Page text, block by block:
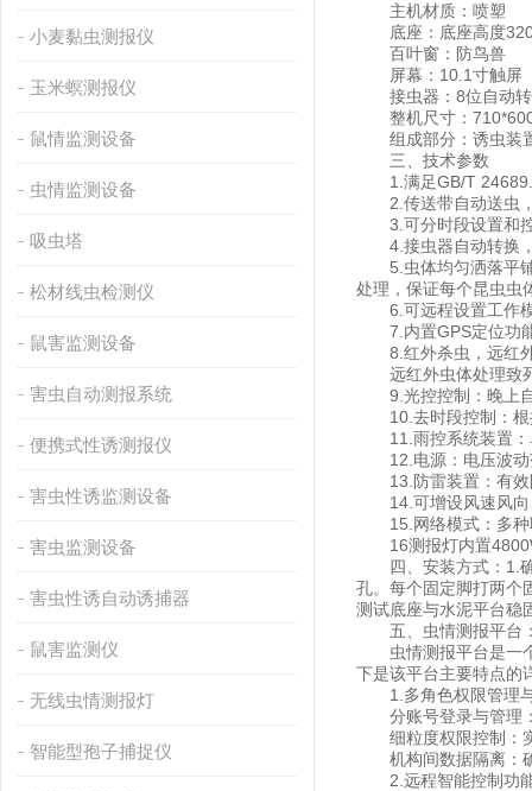
小麦黏虫测报仪
玉米螟测报仪
鼠情监测设备
虫情监测设备
吸虫塔
松材线虫检测仪
鼠害监测设备
害虫自动测报系统
便携式性诱测报仪
害虫性诱监测设备
害虫监测设备
害虫性诱自动诱捕器
鼠害监测仪
无线虫情测报灯
智能型孢子捕捉仪
主机材质：喷塑
底座：底座高度
百叶窗：防鸟兽
屏幕：10.1寸触屏
接虫器：8位自动
整机尺寸：
组成部分：诱虫装置
三、技术参数
1.满足GB/T
2.传送带自动送虫
3.可分时段设置和控
4.接虫器自动转换，
5.虫体均匀洒落平铺
处理，保证每个昆虫虫
6.可远程设置工作模
7.内置GPS定位功能
8.红外杀虫，远红外
远红外虫体处理致死
9.光控控制：晚上自
10.去时段控制：根
11.雨控系统装置：
12.电源：电压波动
13.防雷装置：有效
14.可增设风速风向
15.网络模式：多种
16测报灯内置
四、安装方式：1.确
孔。每个固定脚打两个
测试底座与水泥平台稳
五、虫情测报平台
虫情测报平台是一个
下是该平台主要特点的
1.多角色权限管理
分账号登录与管理：
细粒度权限控制：实
机构间数据隔离：确
2.远程智能控制功